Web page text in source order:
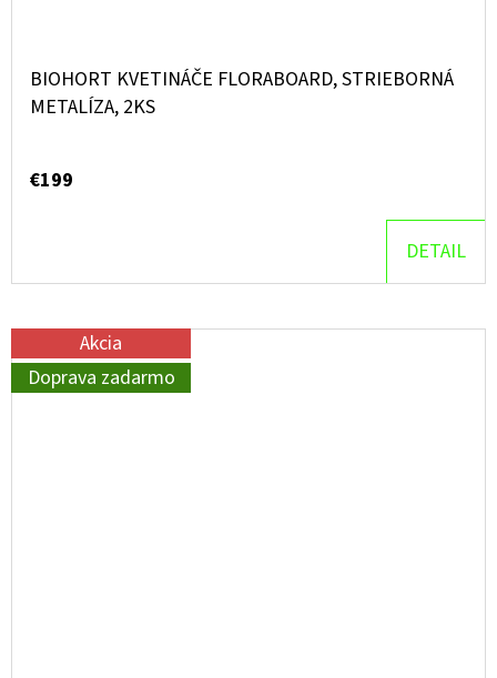
BIOHORT KVETINÁČE FLORABOARD, STRIEBORNÁ
METALÍZA, 2KS
€199
DETAIL
Akcia
Doprava zadarmo